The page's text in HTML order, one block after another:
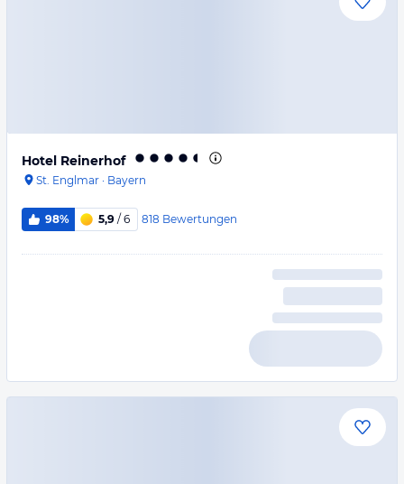
Hotel Reinerhof
St. Englmar · Bayern
98% 5,9 / 6 818 Bewertungen